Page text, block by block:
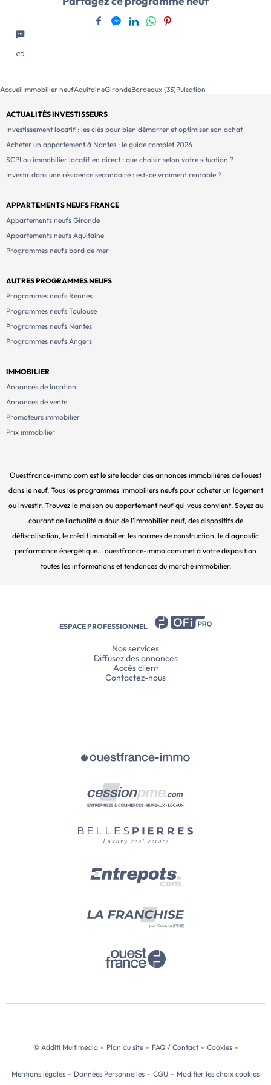
AccueilImmobilier neufAquitaineGirondeBordeaux (33)Pulsation
ACTUALITÉS INVESTISSEURS
Investissement locatif : les clés pour bien démarrer et optimiser son achat
Acheter un appartement à Nantes : le guide complet 2026
SCPI ou immobilier locatif en direct : que choisir selon votre situation ?
Investir dans une résidence secondaire : est-ce vraiment rentable ?
APPARTEMENTS NEUFS FRANCE
Appartements neufs Gironde
Appartements neufs Aquitaine
Programmes neufs bord de mer
AUTRES PROGRAMMES NEUFS
Programmes neufs Rennes
Programmes neufs Toulouse
Programmes neufs Nantes
Programmes neufs Angers
IMMOBILIER
Annonces de location
Annonces de vente
Promoteurs immobilier
Prix immobilier
Ouestfrance-immo.com est le site leader des annonces immobilières de l'ouest
dans le neuf. Tous les programmes Immobiliers neufs pour acheter un logement
ou investir. Trouvez la maison ou appartement neuf qui vous convient. Soyez au
courant de l’actualité autour de l’immobilier neuf, des dispositifs de
défiscalisation, le crédit immobilier, les normes de construction, le diagnostic
performance énergétique... ouestfrance-immo.com met à votre disposition
toutes les informations et tendances du marché immobilier.
ESPACE PROFESSIONNEL
Nos services
Diffusez des annonces
Accès client
Contactez-nous
© Additi Multimedia - Plan du site - FAQ / Contact - Cookies -
Mentions légales - Données Personnelles - CGU - Modifier les choix cookies